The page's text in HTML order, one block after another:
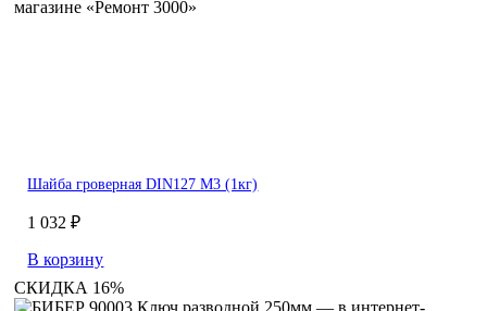
Шайба гроверная DIN127 М3 (1кг)
1 032 ₽
В корзину
СКИДКА 16%